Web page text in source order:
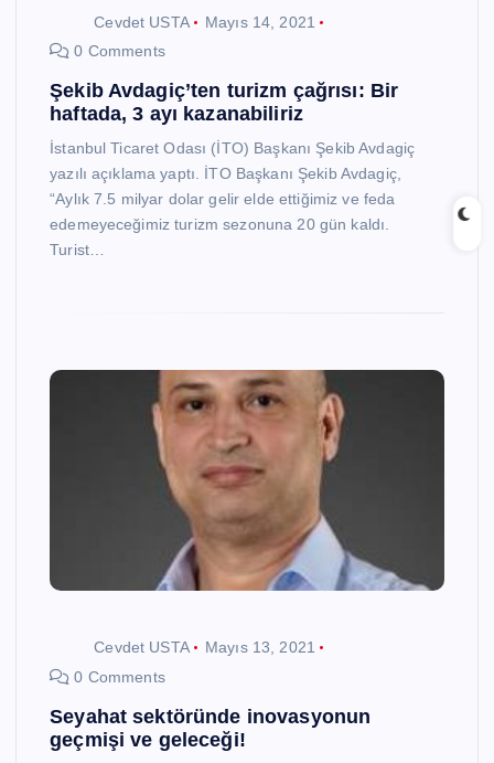
Cevdet USTA
Mayıs 14, 2021
0 Comments
Şekib Avdagiç’ten turizm çağrısı: Bir
haftada, 3 ayı kazanabiliriz
İstanbul Ticaret Odası (İTO) Başkanı Şekib Avdagiç
yazılı açıklama yaptı. İTO Başkanı Şekib Avdagiç,
“Aylık 7.5 milyar dolar gelir elde ettiğimiz ve feda
edemeyeceğimiz turizm sezonuna 20 gün kaldı.
Turist…
Cevdet USTA
Mayıs 13, 2021
0 Comments
Seyahat sektöründe inovasyonun
geçmişi ve geleceği!